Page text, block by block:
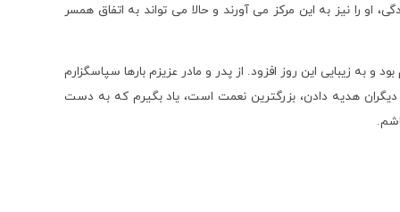
خانوادگی، او را نیز به این مرکز می آورند و حالا می تواند به اتفاق همسر
به زیبایی این روز افزود. از پدر و مادر عزیزم بارها سپاسگزارم
دیگران هدیه دادن، بزرگترین نعمت است، یاد بگیرم که به دست